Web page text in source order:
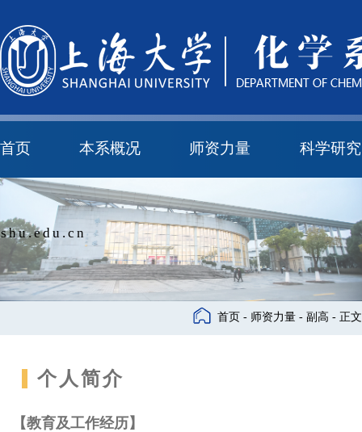
首页 本系概况
本系简介
机构设置
本科培养委员会
教学与科研研究所
化学实验中心
师资力量 科学研究
首页 - 师资力量 - 副高 - 正文
个人简介
【教育及工作经历】